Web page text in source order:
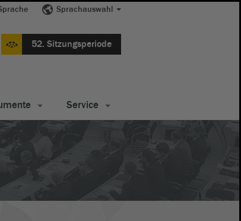
Sprachauswahl
52. Sitzungsperiode
Service